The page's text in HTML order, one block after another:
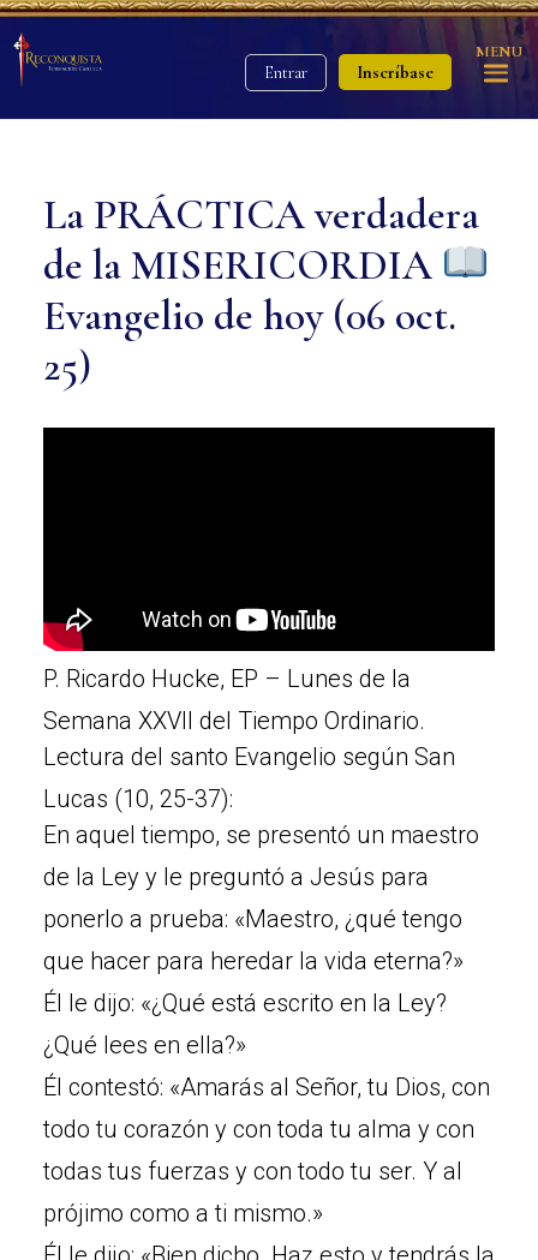
Entrar Inscríbase
MENU
La PRÁCTICA verdadera
de la MISERICORDIA
Evangelio de hoy (06 oct.
25)
P. Ricardo Hucke, EP – Lunes de la
Semana XXVII del Tiempo Ordinario.
Lectura del santo Evangelio según San
Lucas (10, 25-37):
En aquel tiempo, se presentó un maestro
de la Ley y le preguntó a Jesús para
ponerlo a prueba: «Maestro, ¿qué tengo
que hacer para heredar la vida eterna?»
Él le dijo: «¿Qué está escrito en la Ley?
¿Qué lees en ella?»
Él contestó: «Amarás al Señor, tu Dios, con
todo tu corazón y con toda tu alma y con
todas tus fuerzas y con todo tu ser. Y al
prójimo como a ti mismo.»